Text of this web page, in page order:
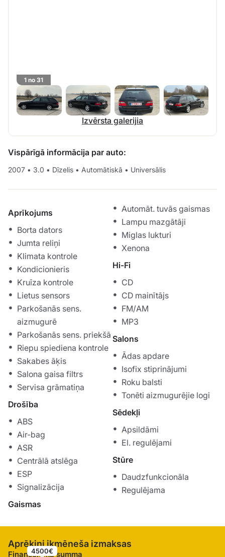
1 no 31
Izvērsta galerijia
Vispārīgā informācija par auto:
2007 • 3.0 • Dīzelis • Automātiskā • Universālis
Aprīkojums
Borta dators
Jumta reliņi
Klimata kontrole
Kondicionieris
Kruīza kontrole
Lietus sensors
Parkošanās sens.
aizmugurē
Parkošanās sens. priekšā
Riepu spiediena kontrole
Sakabes āķis
Salona gaisa filtrs
Servisa grāmatiņa
Drošība
ABS
Air-bag
ASR
Centrālā atslēga
ESP
Signalizācija
Gaismas
Automāt. tuvās gaismas
Lampu mazgātāji
Miglas lukturi
Xenona
Hi-Fi
CD
CD mainītājs
FM/AM
MP3
Salons
Ādas apdare
Isofix stiprinājumi
Roku balsti
Tonēti aizmugurējie logi
Sēdekļi
Apsildāmi
El. regulējami
Stūre
Daudzfunkcionāla
Regulējama
Aprēķini ikmēneša izmaksas
Finansējuma summa
4500€